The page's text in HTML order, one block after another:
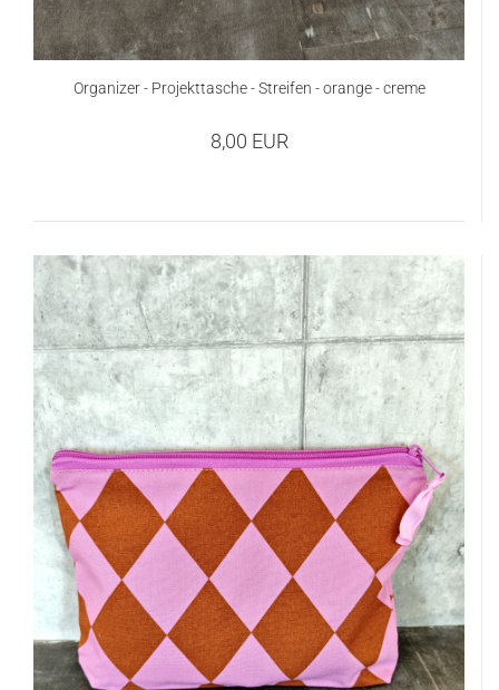
Organizer - Projekttasche - Streifen - orange - creme
8,00 EUR